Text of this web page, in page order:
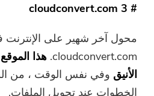
# 3 cloudconvert.com
محول آخر شهير على الإنترنت
cloudconvert.com. هذا
الأنيق وفي نفس الوقت ، من
الخطوات عند تحويل الملفات.
إذا كنت ترغب في
الرجاء النقر
الرجاء إدخال عنوان بريد